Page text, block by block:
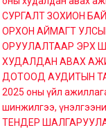
СУРГАЛТ ЗОХИОН
ОРХОН АЙМАГТ
ОРУУЛАЛТААР ЭРХ
ХУДАЛДАН АВАХ
ДОТООД АУДИТЫН
2025 оны үйл
шинжилгээ,
ТЕНДЕР